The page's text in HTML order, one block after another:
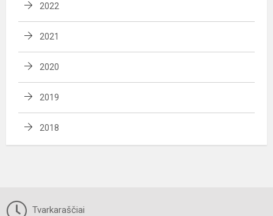
2022
2021
2020
2019
2018
Tvarkaraščiai